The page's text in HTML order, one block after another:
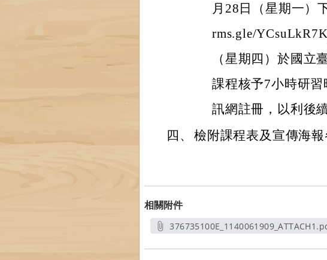
月28日（星期一）
rms.gle/
（星期四）於國立
課程核予7小時研
訊網註冊，以利後
四、 檢附課程表及宣傳海報
相關附件